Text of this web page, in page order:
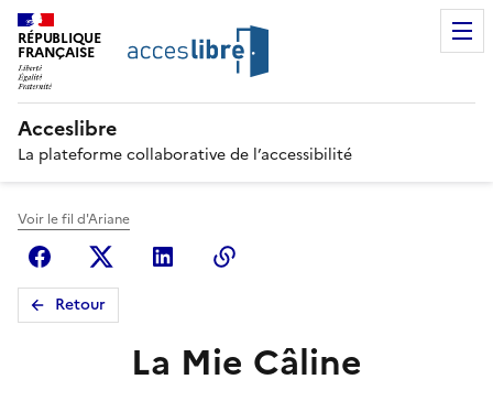
RÉPUBLIQUE
FRANÇAISE
Acceslibre
La plateforme collaborative de l’accessibilité
Voir le fil d'Ariane
FacebookX (anciennement Twitter)
Linkedin
Retour
La Mie Câline